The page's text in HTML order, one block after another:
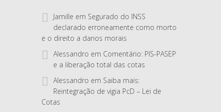
Jamille em Segurado do INSS
declarado erroneamente como morto
e o direito a danos morais
Alessandro em Comentário: PIS-PASEP
e a liberação total das cotas
Alessandro em Saiba mais:
Reintegração de vigia PcD – Lei de
Cotas